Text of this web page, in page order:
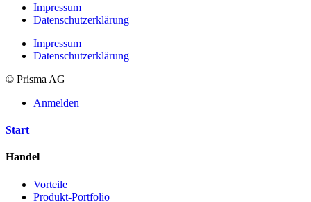
Impressum
Datenschutzerklärung
Impressum
Datenschutzerklärung
© Prisma AG
Anmelden
Start
Handel
Vorteile
Produkt-Portfolio